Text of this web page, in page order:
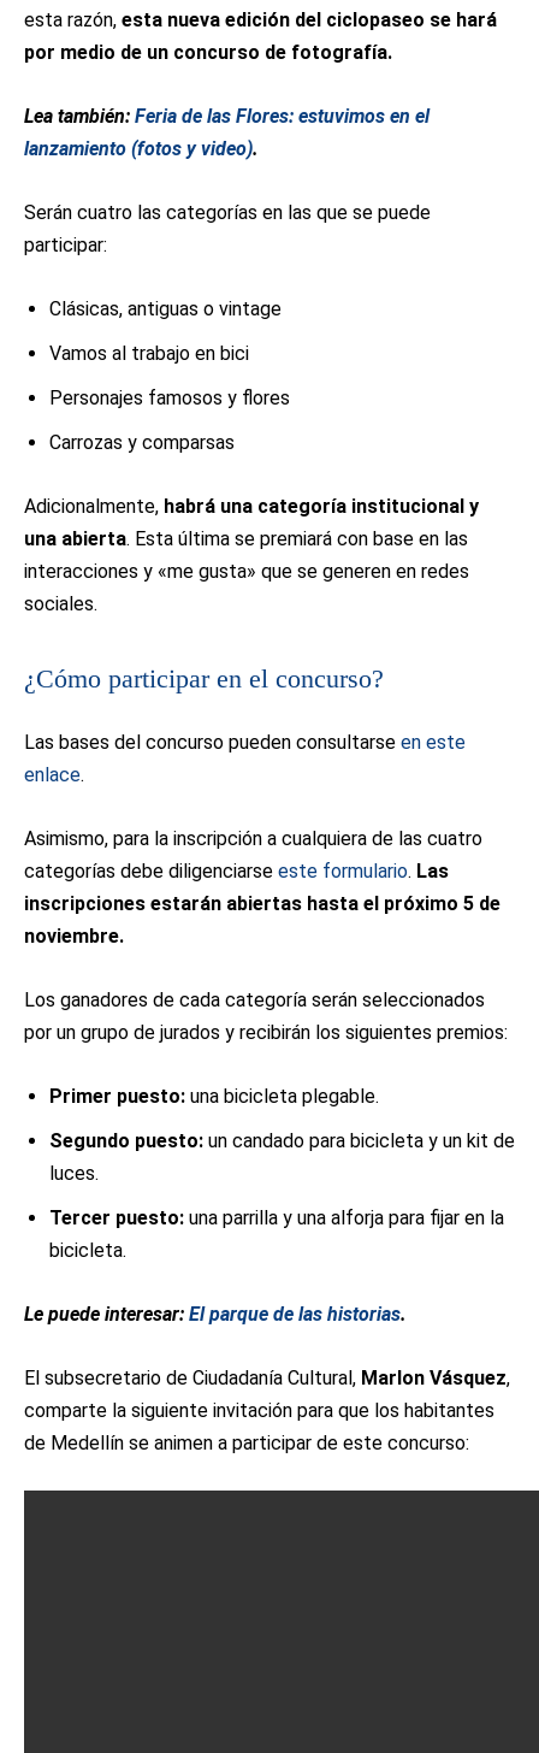
esta razón, esta nueva edición del ciclopaseo se hará
por medio de un concurso de fotografía.
Lea también: Feria de las Flores: estuvimos en el
lanzamiento (fotos y video).
Serán cuatro las categorías en las que se puede
participar:
Clásicas, antiguas o vintage
Vamos al trabajo en bici
Personajes famosos y flores
Carrozas y comparsas
Adicionalmente, habrá una categoría institucional y
una abierta. Esta última se premiará con base en las
interacciones y «me gusta» que se generen en redes
sociales.
¿Cómo participar en el concurso?
Las bases del concurso pueden consultarse en este
enlace.
Asimismo, para la inscripción a cualquiera de las cuatro
categorías debe diligenciarse este formulario. Las
inscripciones estarán abiertas hasta el próximo 5 de
noviembre.
Los ganadores de cada categoría serán seleccionados
por un grupo de jurados y recibirán los siguientes premios:
Primer puesto: una bicicleta plegable.
Segundo puesto: un candado para bicicleta y un kit de
luces.
Tercer puesto: una parrilla y una alforja para fijar en la
bicicleta.
Le puede interesar: El parque de las historias.
El subsecretario de Ciudadanía Cultural, Marlon Vásquez,
comparte la siguiente invitación para que los habitantes
de Medellín se animen a participar de este concurso: